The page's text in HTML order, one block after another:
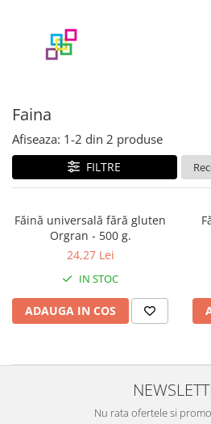
Branduri
Mommy Care
Apfia Care
PineMed
Orgran
Buontempo
Categorii
Aleze
Cosmetice
Maternitate & Lauzie
Alăptare
Cosmetice
Hranire
Scutece & Servetele
Detergenti
Tine insectele la distanta
Jucarii
Jucarii pentru activitati
Alimente fara gluten
Faina
Afiseaza: 1-2 din 2 produse
FILTRE
Făină universală fără gluten
Orgran - 500 g.
24,27 Lei
IN STOC
ADAUGA IN COS
Nu rata ofertele si